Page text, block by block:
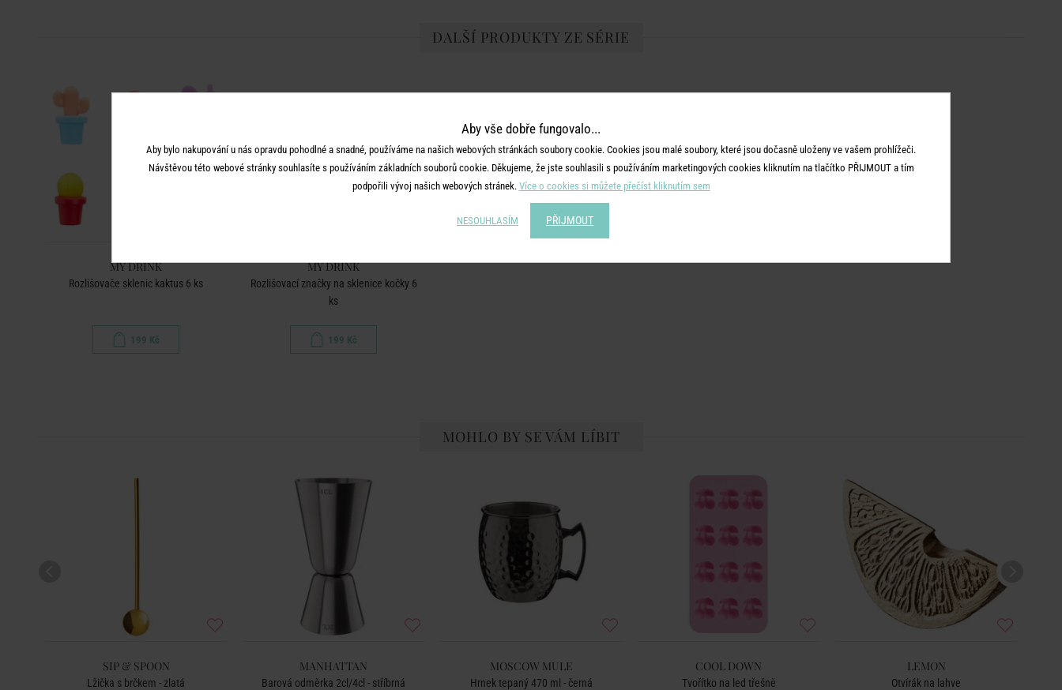
DALŠÍ PRODUKTY ZE SÉRIE
MY DRINK
Rozlišovače sklenic kaktus 6 ks
199 Kč
MY DRINK
Rozlišovací značky na sklenice kočky 6
ks
199 Kč
MOHLO BY SE VÁM LÍBIT
SIP & SPOON
Lžička s brčkem - zlatá
MANHATTAN
Barová odměrka 2cl/4cl - stříbrná
MOSCOW MULE
Hrnek tepaný 470 ml - černá
COOL DOWN
Tvořítko na led třešně
LEMON
Otvírák na lahve
Aby vše dobře fungovalo...
Aby bylo nakupování u nás opravdu pohodlné a snadné, používáme na našich webových stránkách soubory cookie. Cookies jsou malé soubory, které jsou dočasně uloženy ve vašem prohlížeči.
Návštěvou této webové stránky souhlasíte s používáním základních souborů cookie. Děkujeme, že jste souhlasili s používáním marketingových cookies kliknutím na tlačítko PŘIJMOUT a tím
podpořili vývoj našich webových stránek. Více o cookies si můžete přečíst kliknutím sem
NESOUHLASÍM PŘIJMOUT